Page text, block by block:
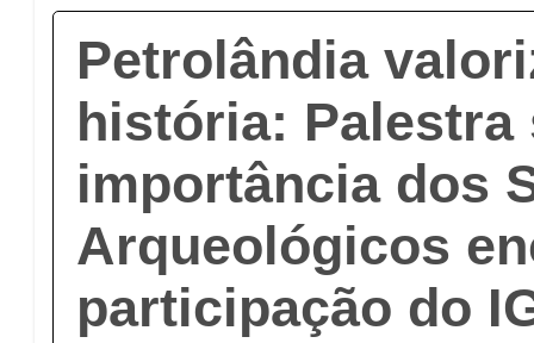
Petrolândia
história: Palestra
importância dos
Arqueológicos
participação do